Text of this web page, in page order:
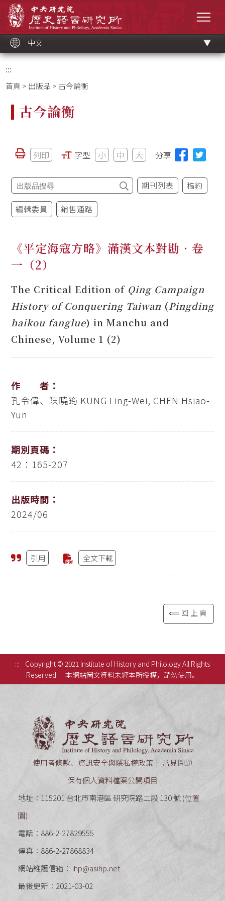
中文
:::
首頁 > 出版品 > 古今論衡
古今論衡
列印 字型 小 中 大 分享
期刊列表 稿約
編輯委員 銷售通路
《平定海寇方略》滿漢文本對勘．卷
一（2）
The Critical Edition of Qing Campaign
History of Conquering Taiwan (Pingding
haikou fanglue) in Manchu and
Chinese, Volume 1 (2)
作 者：
孔令偉、陳曉筠 KUNG Ling-Wei, CHEN Hsiao-
Yun
期別頁碼：
42：165-207
出版時間：
2024/06
引用 全文下載
⟸回上頁
:::
Copyright © 2021 Institute of History and Philology All Rights
Reserved.
本網站圖文資料未經本所授權，請勿使用。
使用者條款、資訊安全與隱私權政策
常見問題
保有個人資料檔案公開項目
地址：115201 台北市南港區 研究院路二段 130 號 (位置
圖)
電話：886-2-27829555
傳真：886-2-27868834
網站維護信箱： ihp@asihp.net
最後更新：2021-03-02